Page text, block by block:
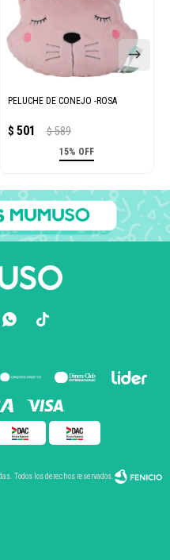
PELUCHE DE CONEJO -ROSA
$ 501 $ 589
15% OFF

Todos los derechos reservados.